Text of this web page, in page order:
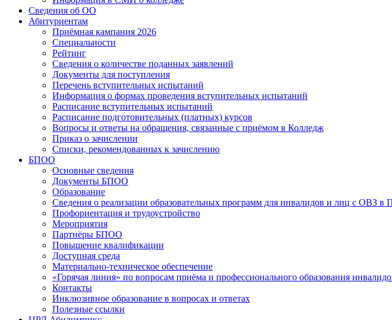
Сведения об ОО
Абитуриентам
Приёмная кампания 2026
Специальности
Рейтинг
Сведения о количестве поданных заявлений
Документы для поступления
Перечень вступительных испытаний
Информация о формах проведения вступительных испытаний
Расписание вступительных испытаний
Расписание подготовительных (платных) курсов
Вопросы и ответы на обращения, связанные с приёмом в Колледж
Приказ о зачислении
Списки, рекомендованных к зачислению
БПОО
Основные сведения
Документы БПОО
Образование
Сведения о реализации образовательных программ для инвалидов и лиц с ОВЗ
Профориентация и трудоустройство
Мероприятия
Партнёры БПОО
Повышение квалификации
Доступная среда
Материально-техническое обеспечение
«Горячая линия» по вопросам приёма и профессионального образования
Контакты
Инклюзивное образование в вопросах и ответах
Полезные ссылки